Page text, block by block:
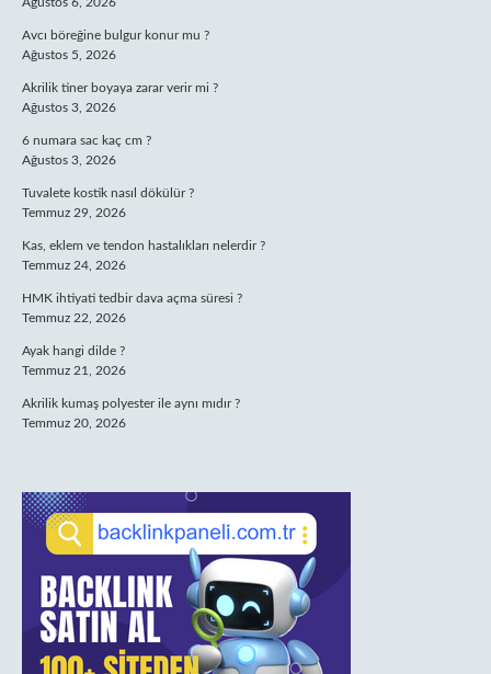
Avcı böreğine bulgur konur mu ?
Ağustos 5, 2026
Akrilik tiner boyaya zarar verir mi ?
Ağustos 3, 2026
6 numara sac kaç cm ?
Ağustos 3, 2026
Tuvalete kostik nasıl dökülür ?
Temmuz 29, 2026
Kas, eklem ve tendon hastalıkları nelerdir ?
Temmuz 24, 2026
HMK ihtiyati tedbir dava açma süresi ?
Temmuz 22, 2026
Ayak hangi dilde ?
Temmuz 21, 2026
Akrilik kumaş polyester ile aynı mıdır ?
Temmuz 20, 2026